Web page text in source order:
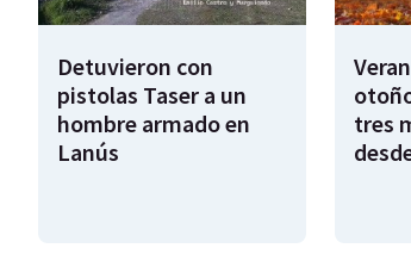
Detuvieron con
pistolas Taser a un
hombre armado en
Lanús
tres